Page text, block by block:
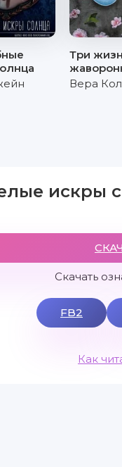
Три
Вера
искры
Скачать
FB2
Как